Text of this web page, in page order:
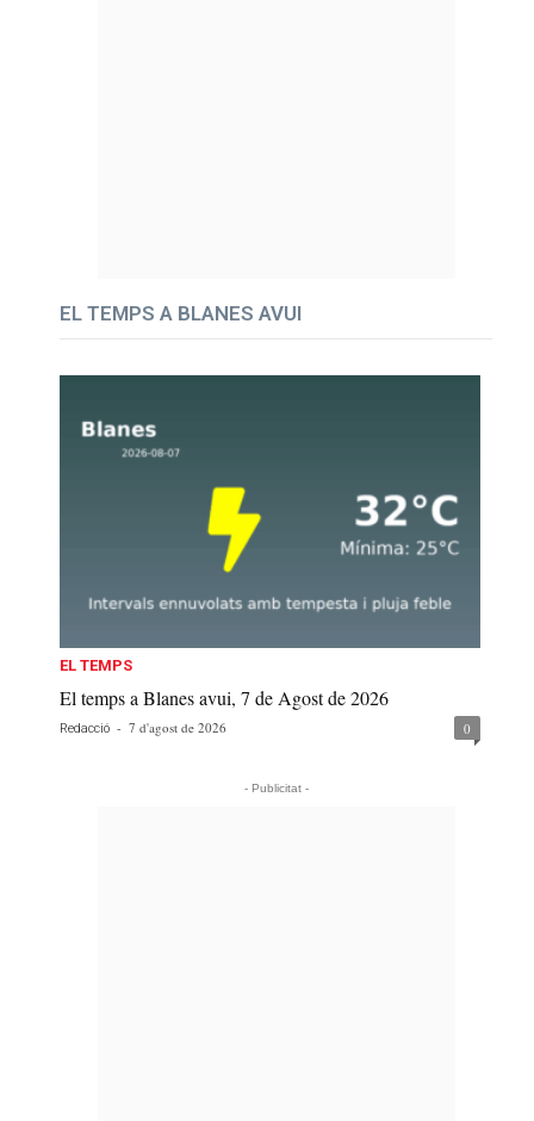
EL TEMPS A BLANES AVUI
EL TEMPS
El temps a Blanes avui, 7 de Agost de 2026
Redacció - 7 d'agost de 2026 0
- Publicitat -